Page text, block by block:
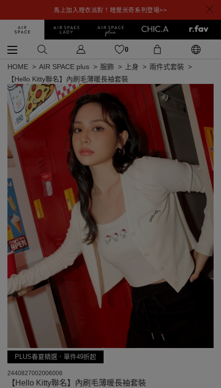
馬上加入睡衣派對！睡覺米奇系列登場>>
0
HOME AIR SPACE plus 服飾 上身
兩件式套裝
【Hello Kitty聯名】內刷毛薄暖長袖套裝
PLUS春夏精選．單件49折起
2440827002006006
【Hello Kitty聯名】內刷毛薄暖長袖套裝